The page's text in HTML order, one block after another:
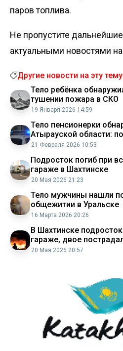
паров топлива.
Не пропустите
актуальными новостями
Другие новости на эту
Тело ребёнка
тушении пожара в СКО
19 Января 2026 14:59
Тело пенсионерки
Атырауской области:
ее муж
21 Февраля 2026 10:53
Подросток погиб при
гараже в Шахтинске
20 Мая 2026 21:23
Тело мужчины нашли
общежитии в Уральске
16 Марта 2026 20:26
В Шахтинске
гараже, двое
20 Мая 2026 20:57